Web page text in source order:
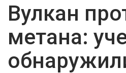
Вулкан
метана: